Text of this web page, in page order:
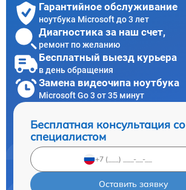
Гарантийное обслуживание
ноутбука Microsoft до 3 лет
Диагностика за наш счет,
ремонт по желанию
Бесплатный выезд курьера
в день обращения
Замена видеочипа ноутбука
Microsoft Go 3 от 35 минут
Бесплатная консультация со
специалистом
Оставить заявку